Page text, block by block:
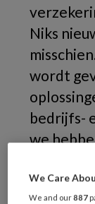
Niks
wordt
bedrijfs-
we
Het
We Care
We and our887